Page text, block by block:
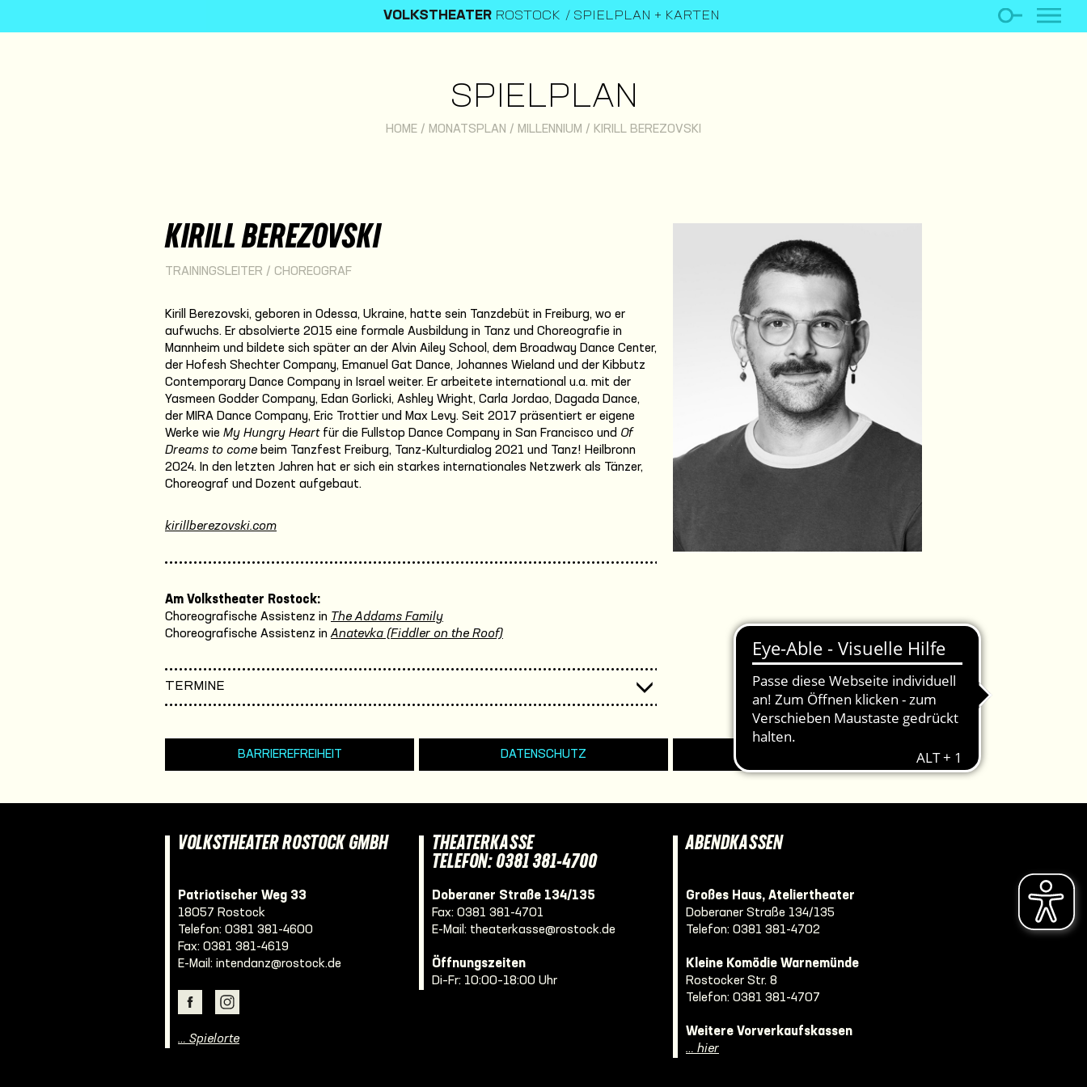
VOLKSTHEATER ROSTOCK SPIELPLAN + KARTEN
SPIELPLAN
HOME / MONATSPLAN / MILLENNIUM / KIRILL BEREZOVSKI
KIRILL BEREZOVSKI
TRAININGSLEITER / CHOREOGRAF
Kirill Berezovski, geboren in Odessa, Ukraine, hatte sein Tanzdebüt in Freiburg, wo er
aufwuchs. Er absolvierte 2015 eine formale Ausbildung in Tanz und Choreografie in
Mannheim und bildete sich später an der Alvin Ailey School, dem Broadway Dance Center,
der Hofesh Shechter Company, Emanuel Gat Dance, Johannes Wieland und der Kibbutz
Contemporary Dance Company in Israel weiter. Er arbeitete international u.a. mit der
Yasmeen Godder Company, Edan Gorlicki, Ashley Wright, Carla Jordao, Dagada Dance,
der MIRA Dance Company, Eric Trottier und Max Levy. Seit 2017 präsentiert er eigene
Werke wie My Hungry Heartfür die Fullstop Dance Company in San Francisco und Of
Dreams to come beim Tanzfest Freiburg, Tanz-Kulturdialog 2021 und Tanz! Heilbronn
2024. In den letzten Jahren hat er sich ein starkes internationales Netzwerk als Tänzer,
Choreograf und Dozent aufgebaut.
kirillberezovski.com
Am Volkstheater Rostock:
Choreografische Assistenz in The Addams Family
Choreografische Assistenz in Anatevka (Fiddler on the Roof)
TERMINE
BARRIEREFREIHEIT DATENSCHUTZ
VOLKSTHEATER ROSTOCK GMBH
Patriotischer Weg 33
18057 Rostock
Telefon: 0381 381-4600
Fax: 0381 381-4619
E-Mail: intendanz@rostock.de
… Spielorte
THEATERKASSE
TELEFON: 0381 381-4700
Doberaner Straße 134/135
Fax: 0381 381-4701
E-Mail: theaterkasse@rostock.de
Öffnungszeiten
Di–Fr: 10:00–18:00 Uhr
ABENDKASSEN
Großes Haus, Ateliertheater
Doberaner Straße 134/135
Telefon: 0381 381-4702
Kleine Komödie Warnemünde
Rostocker Str. 8
Telefon: 0381 381-4707
Weitere Vorverkaufskassen
… hier